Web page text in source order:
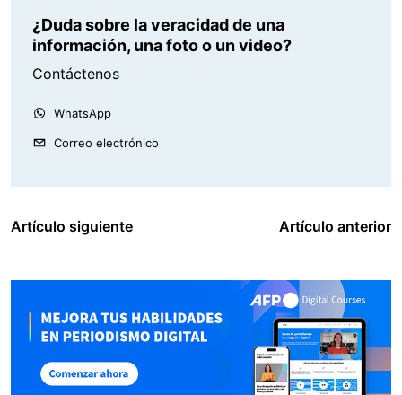
¿Duda sobre la veracidad de una
información, una foto o un video?
Contáctenos
WhatsApp
Correo electrónico
Artículo siguiente Artículo anterior